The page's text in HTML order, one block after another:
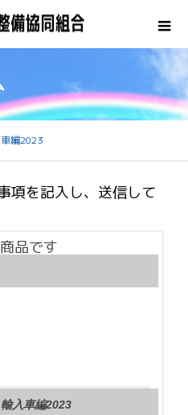
編2023
項を記入し、送信して
品です
入車編2023